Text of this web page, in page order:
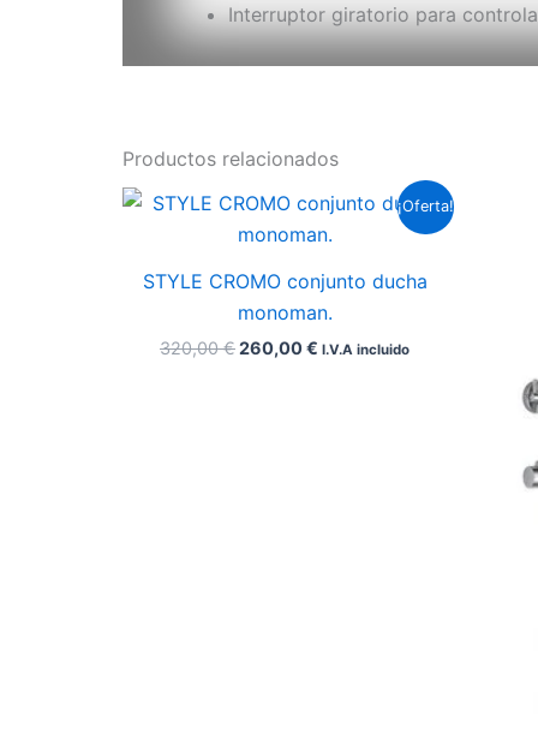
Interruptor giratorio para
Productos relacionados
¡Oferta!
STYLE CROMO conjunto ducha
monoman.
320,00€
El
original
320,00 €.
260,00€
El
precio
actual
260,00 €.
I.V.A incluido